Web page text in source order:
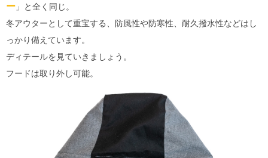
ー 」と全く同じ。
冬アウターとして重宝する、防風性や防寒性、耐久撥水性などはし
っかり備えています。
ディテールを見ていきましょう。
フードは取り外し可能。